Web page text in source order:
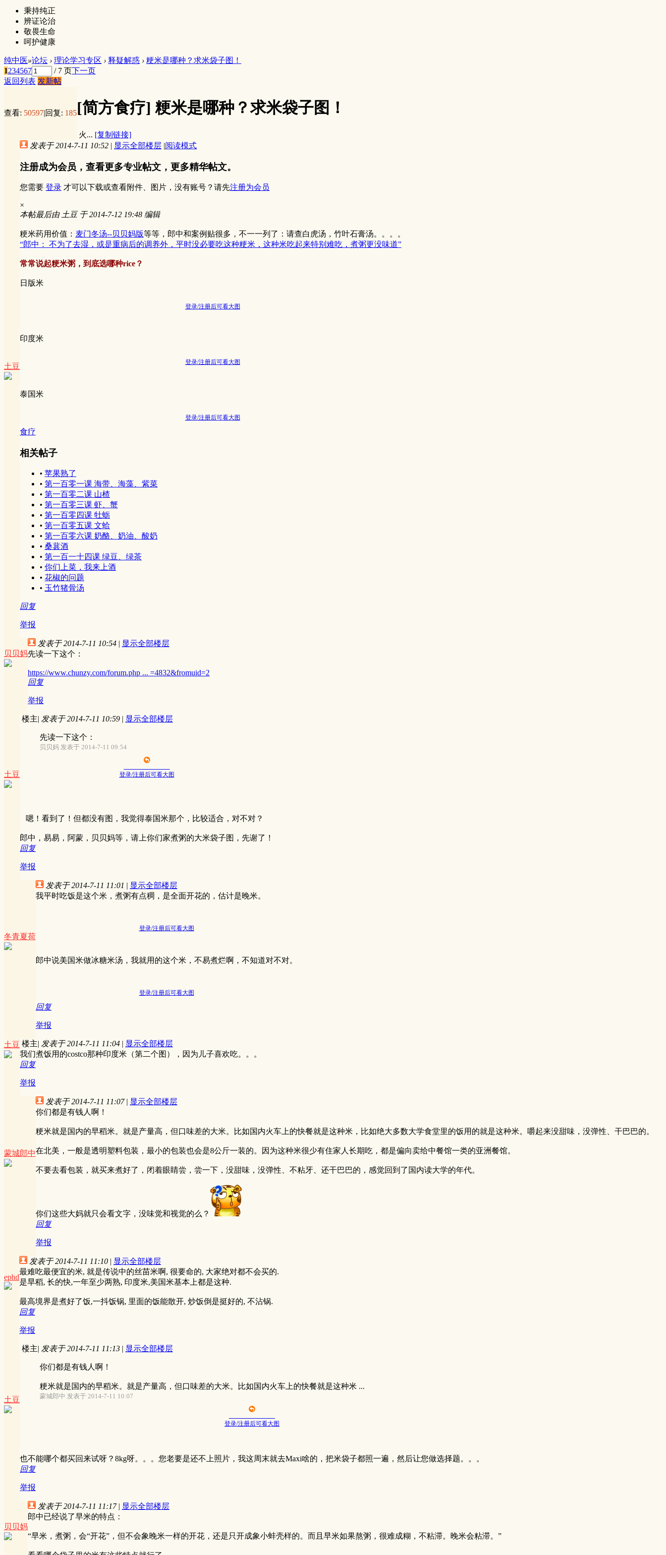
秉持纯正
辨证论治
敬畏生命
呵护健康
纯中医»论坛 › 理论学习专区 › 释疑解惑 › 粳米是哪种？求米袋子图！
1234567 / 7 页下一页
返回列表 发新帖
查看: 50597|回复: 185[简方食疗] 粳米是哪种？求米袋子图！
火... [复制链接]
土豆
发表于 2014-7-11 10:52 | 显示全部楼层 |阅读模式
注册成为会员，查看更多专业帖文，更多精华帖文。
您需要 登录 才可以下载或查看附件、图片，没有账号？请先注册为会员
×
本帖最后由 土豆 于 2014-7-12 19:48 编辑
粳米药用价值： 麦门冬汤‏--贝贝妈版等等，郎中和案例贴很多，不一一列了：请查白虎汤，竹叶石膏汤。。。。
“郎中： 不为了去湿，或是重病后的调养外，平时没必要吃这种粳米，这种米吃起来特别难吃，煮粥更没味道”
常常说起粳米粥，到底选哪种rice？
日版米
登录/注册后可看大图
印度米
登录/注册后可看大图
泰国米
登录/注册后可看大图
食疗
相关帖子
• 苹果熟了
• 第一百零一课 海带、海藻、紫菜
• 第一百零二课 山楂
• 第一百零三课 虾、蟹
• 第一百零四课 牡蛎
• 第一百零五课 文蛤
• 第一百零六课 奶酪、奶油、酸奶
• 桑葚酒
• 第一百一十四课 绿豆、绿茶
• 你们上菜，我来上酒
• 花椒的问题
• 玉竹猪骨汤
回复
举报
贝贝妈
发表于 2014-7-11 10:54 | 显示全部楼层
先读一下这个：
https://www.chunzy.com/forum.php ... =4832&fromuid=2
回复
举报
土豆
楼主| 发表于 2014-7-11 10:59 | 显示全部楼层
先读一下这个：
贝贝妈 发表于 2014-7-11 09:54
登录/注册后可看大图
嗯！看到了！但都没有图，我觉得泰国米那个，比较适合，对不对？
郎中，易易，阿蒙，贝贝妈等，请上你们家煮粥的大米袋子图，先谢了！
回复
举报
冬青夏荷
发表于 2014-7-11 11:01 | 显示全部楼层
我平时吃饭是这个米，煮粥有点稠，是全面开花的，估计是晚米。
登录/注册后可看大图
郎中说美国米做冰糖米汤，我就用的这个米，不易煮烂啊，不知道对不对。
登录/注册后可看大图
回复
举报
土豆 楼主| 发表于 2014-7-11 11:04 | 显示全部楼层
我们煮饭用的costco那种印度米（第二个图），因为儿子喜欢吃。。。
回复
举报
蒙城郎中
发表于 2014-7-11 11:07 | 显示全部楼层
你们都是有钱人啊！
粳米就是国内的早稻米。就是产量高，但口味差的大米。比如国内火车上的快餐就是这种米，比如绝大多数大学食堂里的饭用的就是这种米。嚼起来没甜味，没弹性、干巴巴的。
在北美，一般是透明塑料包装，最小的包装也会是8公斤一装的。因为这种米很少有住家人长期吃，都是偏向卖给中餐馆一类的亚洲餐馆。
不要去看包装，就买来煮好了，闭着眼睛尝，尝一下，没甜味，没弹性、不粘牙、还干巴巴的，感觉回到了国内读大学的年代。
你们这些大妈就只会看文字，没味觉和视觉的么？
回复
举报
ephd
发表于 2014-7-11 11:10 | 显示全部楼层
最难吃最便宜的米, 就是传说中的丝苗米啊, 很要命的, 大家绝对都不会买的.
是旱稻, 长的快,一年至少两熟, 印度米,美国米基本上都是这种.
最高境界是煮好了饭,一抖饭锅, 里面的饭能散开, 炒饭倒是挺好的, 不沾锅.
回复
举报
土豆
楼主| 发表于 2014-7-11 11:13 | 显示全部楼层
你们都是有钱人啊！
粳米就是国内的早稻米。就是产量高，但口味差的大米。比如国内火车上的快餐就是这种米 ...
蒙城郎中 发表于 2014-7-11 10:07
登录/注册后可看大图
也不能哪个都买回来试呀？8kg呀。。。您老要是还不上照片，我这周末就去Maxi啥的，把米袋子都照一遍，然后让您做选择题。。。
回复
举报
贝贝妈
发表于 2014-7-11 11:17 | 显示全部楼层
郎中已经说了早米的特点：
“早米，煮粥，会“开花”，但不会象晚米一样的开花，还是只开成象小蚌壳样的。而且早米如果熬粥，很难成糊，不粘滞。晚米会粘滞。”